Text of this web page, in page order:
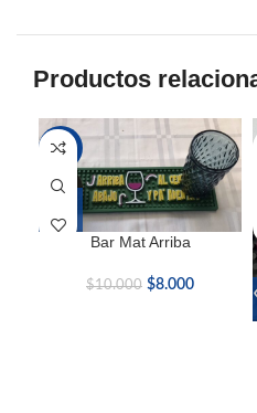
Productos
-20%
Bar Mat Arriba
$10.000 $8.000